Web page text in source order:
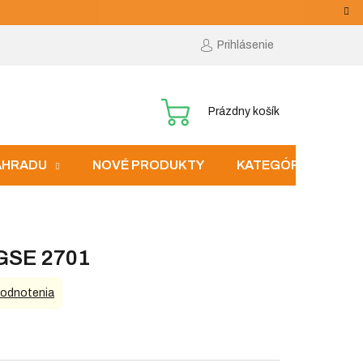
Prihlásenie
NÁKUPNÝ
Prázdny košík
NOVÉ PRODUKTY KATEGÓRIE
2701